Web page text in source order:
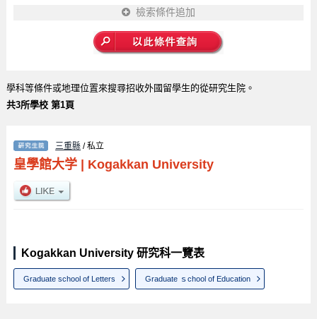
檢索條件追加
學科等條件或地理位置來搜尋招收外國留學生的從研究生院。
共3所學校 第1頁
三重縣 / 私立
皇學館大学| Kogakkan University
Kogakkan University 研究科一覽表
Graduate school of Letters Graduate ｓchool of Education